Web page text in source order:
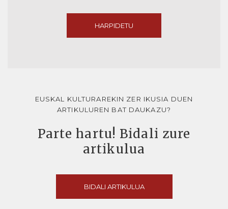
HARPIDETU
EUSKAL KULTURAREKIN ZER IKUSIA DUEN
ARTIKULUREN BAT DAUKAZU?
Parte hartu! Bidali zure
artikulua
BIDALI ARTIKULUA